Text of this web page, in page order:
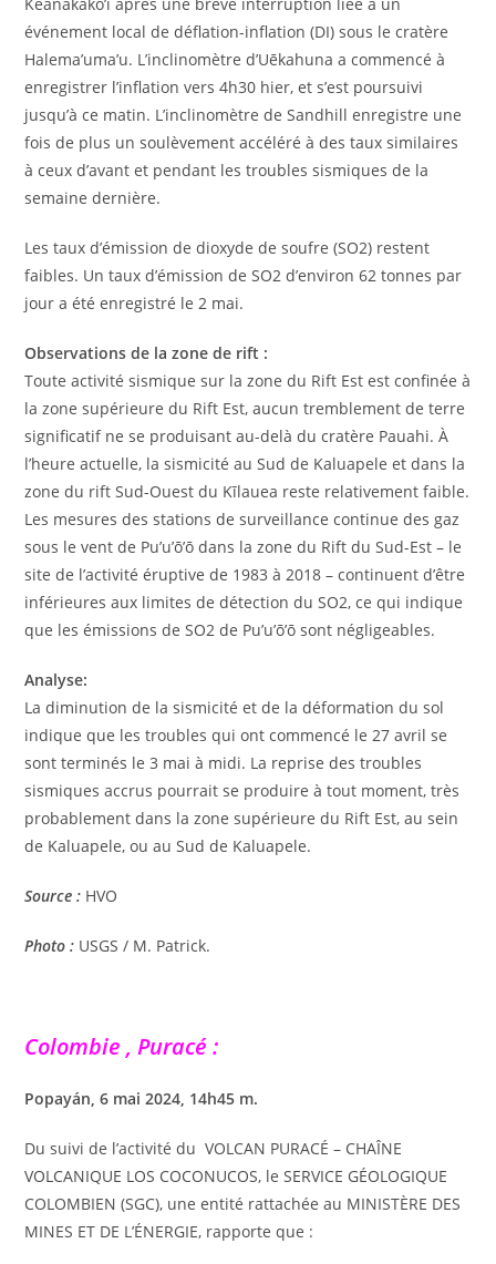
événement local de déflation-inflation (DI) sous le cratère
Halema’uma’u. L’inclinomètre d’Uēkahuna a commencé à
enregistrer l’inflation vers 4h30 hier, et s’est poursuivi
jusqu’à ce matin. L’inclinomètre de Sandhill enregistre une
fois de plus un soulèvement accéléré à des taux similaires
à ceux d’avant et pendant les troubles sismiques de la
semaine dernière.
Les taux d’émission de dioxyde de soufre (SO2) restent
faibles. Un taux d’émission de SO2 d’environ 62 tonnes par
jour a été enregistré le 2 mai.
Observations de la zone de rift :
Toute activité sismique sur la zone du Rift Est est confinée à
la zone supérieure du Rift Est, aucun tremblement de terre
significatif ne se produisant au-delà du cratère Pauahi. À
l’heure actuelle, la sismicité au Sud de Kaluapele et dans la
zone du rift Sud-Ouest du Kīlauea reste relativement faible.
Les mesures des stations de surveillance continue des gaz
sous le vent de Pu’u’ō’ō dans la zone du Rift du Sud-Est – le
site de l’activité éruptive de 1983 à 2018 – continuent d’être
inférieures aux limites de détection du SO2, ce qui indique
que les émissions de SO2 de Pu’u’ō’ō sont négligeables.
Analyse:
La diminution de la sismicité et de la déformation du sol
indique que les troubles qui ont commencé le 27 avril se
sont terminés le 3 mai à midi. La reprise des troubles
sismiques accrus pourrait se produire à tout moment, très
probablement dans la zone supérieure du Rift Est, au sein
de Kaluapele, ou au Sud de Kaluapele.
Source : HVO
Photo : USGS / M. Patrick.
Colombie , Puracé :
Popayán, 6 mai 2024, 14h45 m.
Du suivi de l’activité du VOLCAN PURACÉ – CHAÎNE
VOLCANIQUE LOS COCONUCOS, le SERVICE GÉOLOGIQUE
COLOMBIEN (SGC), une entité rattachée au MINISTÈRE DES
MINES ET DE L’ÉNERGIE, rapporte que :